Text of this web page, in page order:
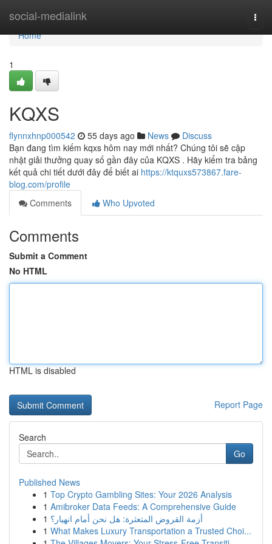
social-medialink
Home
Home
1
KQXS
flynnxhnp000542 55 days ago News
Discuss
Bạn đang tìm kiếm kqxs hôm nay mới nhất? Chúng tôi sẽ cập
nhật giải thưởng quay số gần đây của KQXS . Hãy kiểm tra bảng
kết quả chi tiết dưới đây để biết ai https://ktquxs573867.fare-
blog.com/profile
Comments
Who Upvoted
Comments
Submit a Comment
No HTML
HTML is disabled
Report Page
Search
Go
Published News
1 Top Crypto Gambling Sites: Your 2026 Analysis
1 Amibroker Data Feeds: A Comprehensive Guide
1 أزمة القروض المتعثرة: هل نحن أمام انهيار؟
1 What Makes Luxury Transportation a Trusted Choi...